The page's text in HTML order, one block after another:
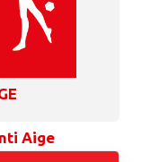
Aige